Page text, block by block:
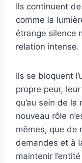
Ils continuent
comme la
étrange silence
relation intense.
Ils se bloquent
propre peur,
qu’au sein de
nouveau rôle
mêmes, que de
demandes et à
maintenir